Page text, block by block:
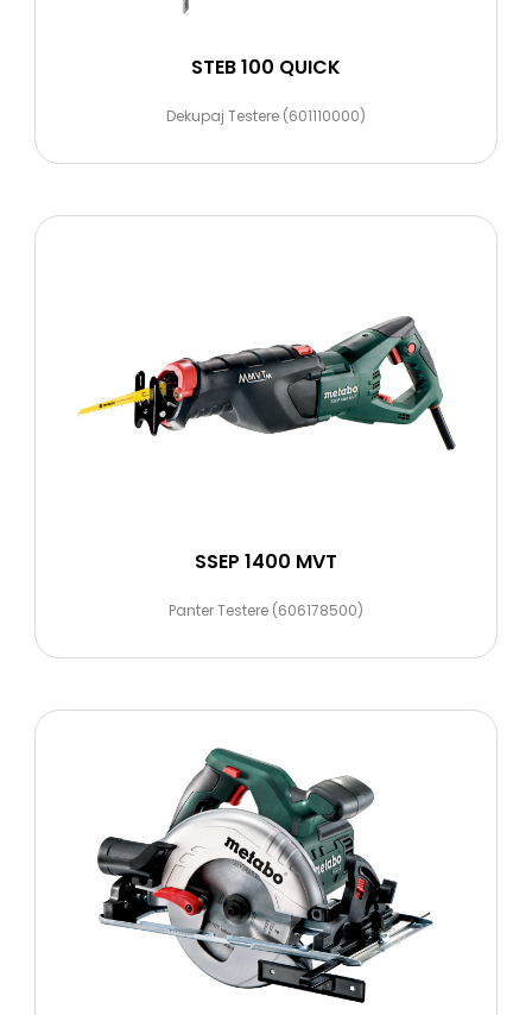
STEB 100 QUICK
Dekupaj Testere (601110000)
SSEP 1400 MVT
Panter Testere (606178500)